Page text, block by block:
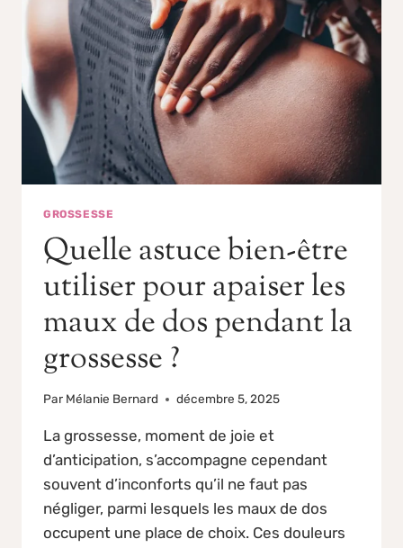
GROSSESSE
Quelle astuce bien-être
utiliser pour apaiser les
maux de dos pendant la
grossesse ?
Par Mélanie Bernard décembre 5, 2025
La grossesse, moment de joie et
d’anticipation, s’accompagne cependant
souvent d’inconforts qu’il ne faut pas
négliger, parmi lesquels les maux de dos
occupent une place de choix. Ces douleurs